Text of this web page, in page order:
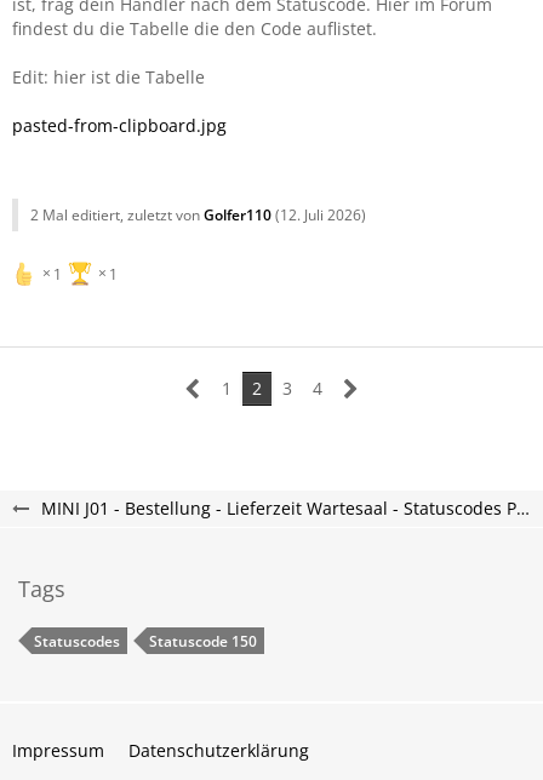
findest du die Tabelle die den Code auflistet.
Edit: hier ist die Tabelle
pasted-from-clipboard.jpg
2 Mal editiert, zuletzt vonGolfer110(12. Juli 2026)
1 1
1 2 3 4
MINI J01 - Bestellung - Lieferzeit Wartesaal - Statuscodes Produktion
Tags
Statuscodes Statuscode 150
Impressum
Datenschutzerklärung